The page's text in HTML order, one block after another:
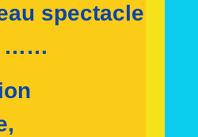
spectacle
……